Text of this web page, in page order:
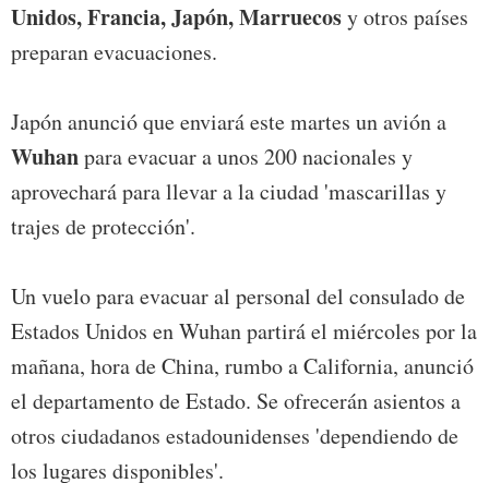
Unidos, Francia, Japón, Marruecosy otros países
preparan evacuaciones.
Japón anunció que enviará este martes un avión a
Wuhanpara evacuar a unos 200 nacionales y
aprovechará para llevar a la ciudad 'mascarillas y
trajes de protección'.
Un vuelo para evacuar al personal del consulado de
Estados Unidos en Wuhan partirá el miércoles por la
mañana, hora de China, rumbo a California, anunció
el departamento de Estado. Se ofrecerán asientos a
otros ciudadanos estadounidenses 'dependiendo de
los lugares disponibles'.